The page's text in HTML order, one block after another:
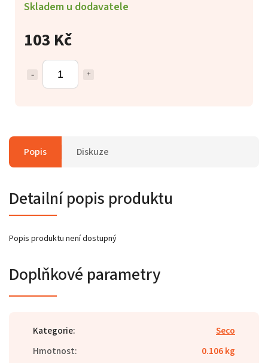
103 Kč
Skladem u dodavatele
Popis Diskuze
Detailní popis produktu
Popis produktu není dostupný
Doplňkové parametry
Kategorie:
Seco
Hmotnost: 0.106 kg